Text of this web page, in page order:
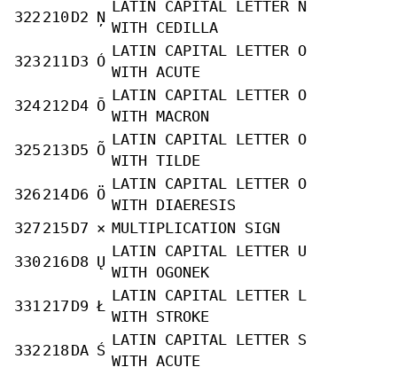
322 210D2 Ņ
LATIN CAPITAL LETTER N
WITH CEDILLA
323 211 D3 Ó
LATIN CAPITAL LETTER O
WITH ACUTE
324212 D4 Ō
LATIN CAPITAL LETTER O
WITH MACRON
325 213 D5 Õ
LATIN CAPITAL LETTER O
WITH TILDE
326 214D6 Ö
LATIN CAPITAL LETTER O
WITH DIAERESIS
327 215 D7 × MULTIPLICATION SIGN
330216 D8 Ų
LATIN CAPITAL LETTER U
WITH OGONEK
331 217 D9 Ł
LATIN CAPITAL LETTER L
WITH STROKE
332 218DA Ś
LATIN CAPITAL LETTER S
WITH ACUTE